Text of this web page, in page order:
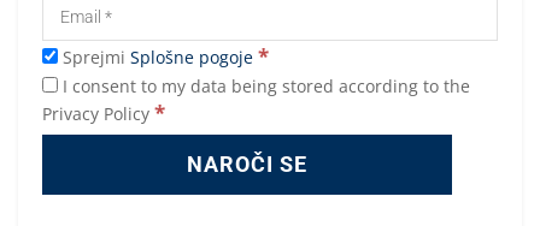
Sprejmi Splošne pogoje *
I consent to my data being stored according to the
Privacy Policy *